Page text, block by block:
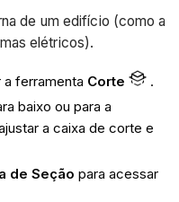
de um edifício (como a
elétricos).
a ferramenta Corte
.
baixo ou para a
a caixa de corte e
de Seção para acessar